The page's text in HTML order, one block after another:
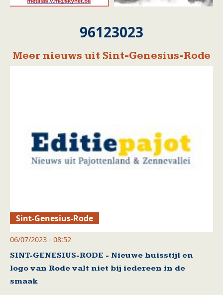
96123023
Meer nieuws uit Sint-Genesius-Rode
Sint-Genesius-Rode
06/07/2023 - 08:52
SINT-GENESIUS-RODE - Nieuwe huisstijl en
logo van Rode valt niet bij iedereen in de
smaak